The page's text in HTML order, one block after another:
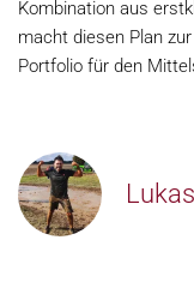
Kombination aus
macht diesen Plan
Portfolio für den